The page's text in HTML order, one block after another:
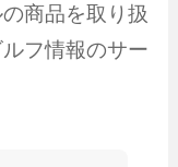
商品を取り扱
フ情報のサー